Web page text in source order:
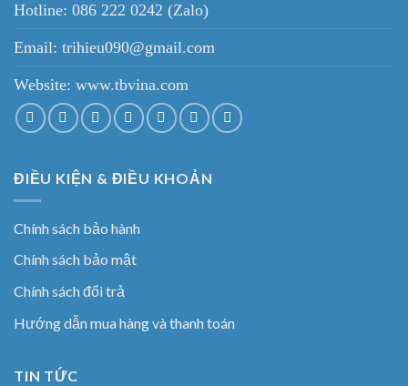
Hotline: 086 222 0242 (Zalo)
Email: trihieu090@gmail.com
Website: www.tbvina.com
ĐIỀU KIỆN & ĐIỀU KHOẢN
Chính sách bảo hành
Chính sách bảo mật
Chính sách đổi trả
Hướng dẫn mua hàng và thanh toán
TIN TỨC